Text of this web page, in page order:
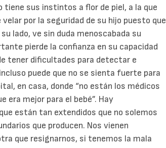
sus instintos a flor de piel, a la que
por la seguridad de su hijo puesto que
lado, ve sin duda menoscabada su
pierde la confianza en su capacidad
tener dificultades para detectar e
puede que no se sienta fuerte para
en casa, donde “no están los médicos
era mejor para el bebé”. Hay
están tan extendidos que no solemos
que producen. Nos vienen
que resignarnos, si tenemos la mala